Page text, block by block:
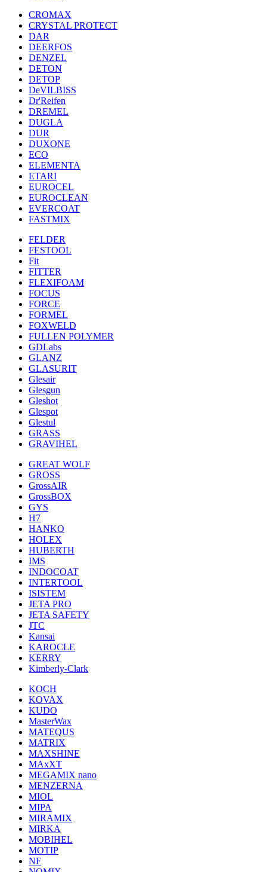
CROMAX
CRYSTAL PROTECT
DAR
DEERFOS
DENZEL
DETON
DETOP
DeVILBISS
Dr'Reifen
DREMEL
DUGLA
DUR
DUXONE
ECO
ELEMENTA
ETARI
EUROCEL
EUROCLEAN
EVERCOAT
FASTMIX
FELDER
FESTOOL
Fit
FITTER
FLEXIFOAM
FOCUS
FORCE
FORMEL
FOXWELD
FULLEN POLYMER
GDLabs
GLANZ
GLASURIT
Glesair
Glesgun
Gleshot
Glespot
Glestul
GRASS
GRAVIHEL
GREAT WOLF
GROSS
GrossAIR
GrossBOX
GYS
H7
HANKO
HOLEX
HUBERTH
IMS
INDOCOAT
INTERTOOL
ISISTEM
JETA PRO
JETA SAFETY
JTC
Kansai
KAROCLE
KERRY
Kimberly-Clark
KOCH
KOVAX
KUDO
MasterWax
MATEQUS
MATRIX
MAXSHINE
MAxXT
MEGAMIX nano
MENZERNA
MIOL
MIPA
MIRAMIX
MIRKA
MOBIHEL
MOTIP
NF